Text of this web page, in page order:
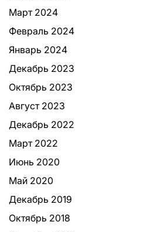
Март 2024
Февраль 2024
Январь 2024
Декабрь 2023
Октябрь 2023
Август 2023
Декабрь 2022
Март 2022
Июнь 2020
Май 2020
Декабрь 2019
Октябрь 2018